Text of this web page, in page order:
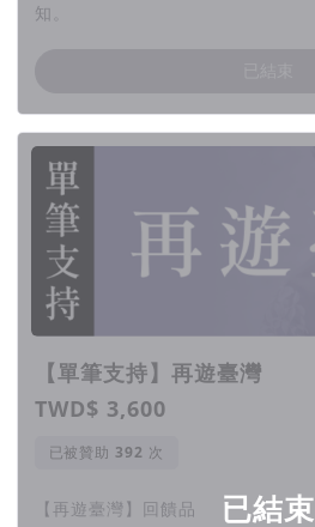
知。
已結束
【單筆支持】再遊臺灣
TWD$ 3,600
已被贊助 次
【再遊臺灣】回饋品